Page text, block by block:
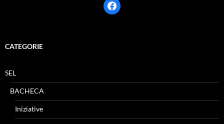
CATEGORIE
SEL
BACHECA
Iniziative